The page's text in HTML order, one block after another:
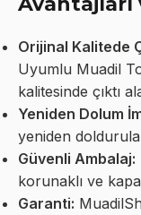
Orijinal Kalitede
Uyumlu Muadil
kalitesinde çıktı
Yeniden Dolum
yeniden
Güvenli Ambalaj:
korunaklı ve
Garanti: